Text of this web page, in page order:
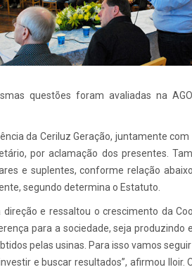
questões foram avaliadas na
da Ceriluz Geração, juntamente
por aclamação dos presentes.
e suplentes, conforme relação
segundo determina o Estatuto.
e ressaltou o crescimento da
para a sociedade, seja produzindo
pelas usinas. Para isso vamos
e buscar resultados”, afirmou Iloir.